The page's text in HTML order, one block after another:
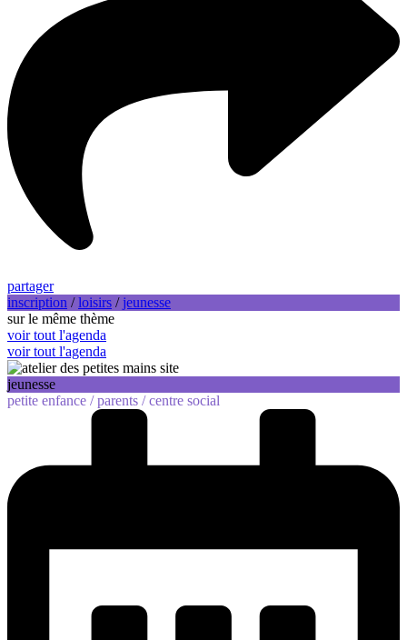
partager
inscription /loisirs / jeunesse
sur le même thème
voir tout l'agenda
voir tout l'agenda
jeunesse
petite enfance /parents /centre social